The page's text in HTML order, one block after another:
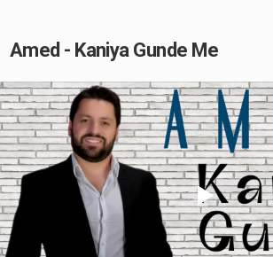
Amed - Kaniya Gunde Me
Play